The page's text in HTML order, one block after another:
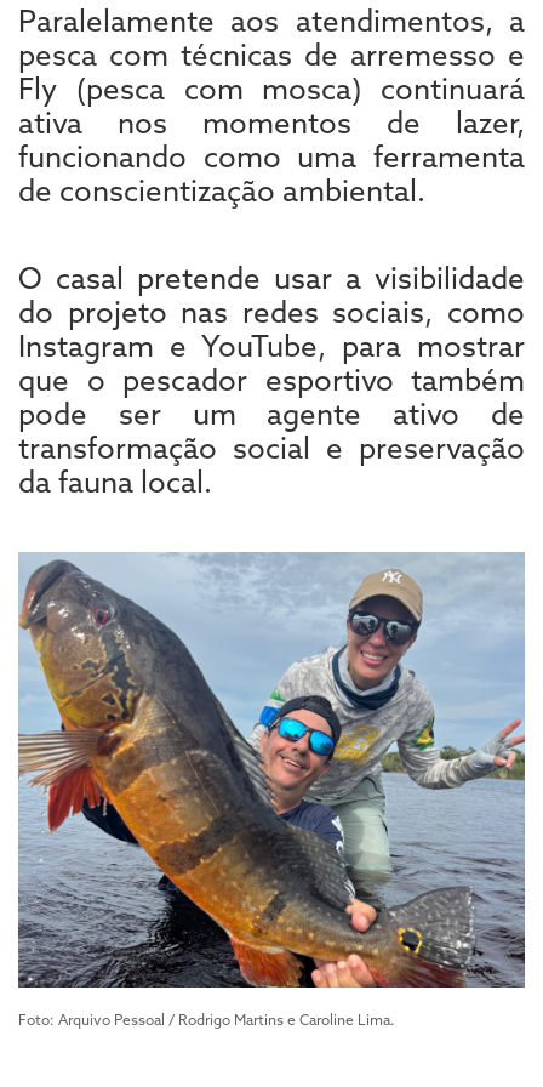
Paralelamente aos atendimentos, a
pesca com técnicas de arremesso e
Fly (pesca com mosca) continuará
ativa nos momentos de lazer,
funcionando como uma ferramenta
de conscientização ambiental.
O casal pretende usar a visibilidade
do projeto nas redes sociais, como
Instagram e YouTube, para mostrar
que o pescador esportivo também
pode ser um agente ativo de
transformação social e preservação
da fauna local.
Foto: Arquivo Pessoal / Rodrigo Martins e Caroline Lima.